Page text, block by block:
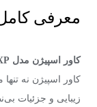
معرفی
کاور اسپیژن مدل Tough Armor XP برای آیفون 11 پرو
کاور اسپیژن نه
زیبایی و جزئیات